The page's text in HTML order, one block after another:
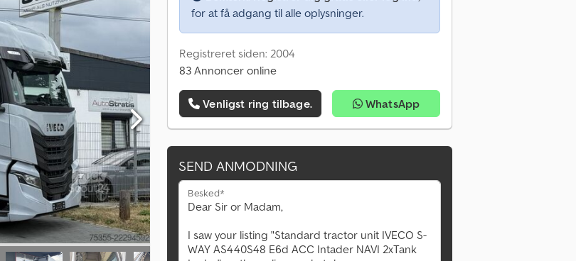
for at få adgang til alle oplysninger.
Registreret siden: 2004
83 Annoncer online
Venligst ring tilbage. WhatsApp
SEND ANMODNING
Besked*